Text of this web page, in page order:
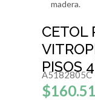
madera.
CETOL
PISOS
A5182805C